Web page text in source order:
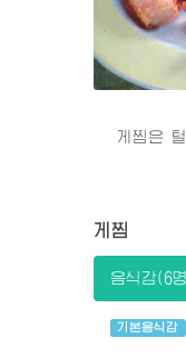
게찜은 털
게찜
음식감(6
기본음식감